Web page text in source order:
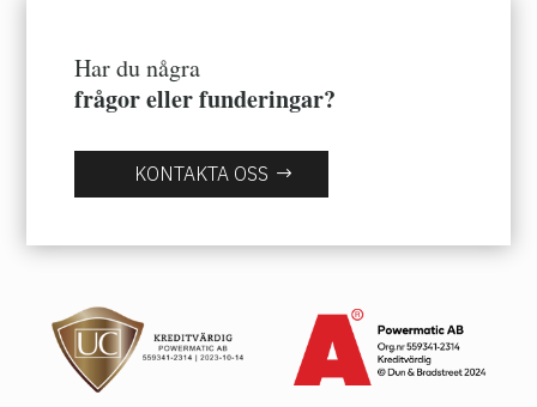
Har du några
frågor eller funderingar?
KONTAKTA OSS